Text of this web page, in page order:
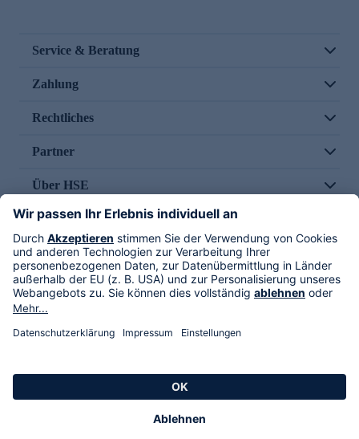
Service & Beratung
Zahlung
Rechtliches
Partner
Über HSE
Im TV
HSE International